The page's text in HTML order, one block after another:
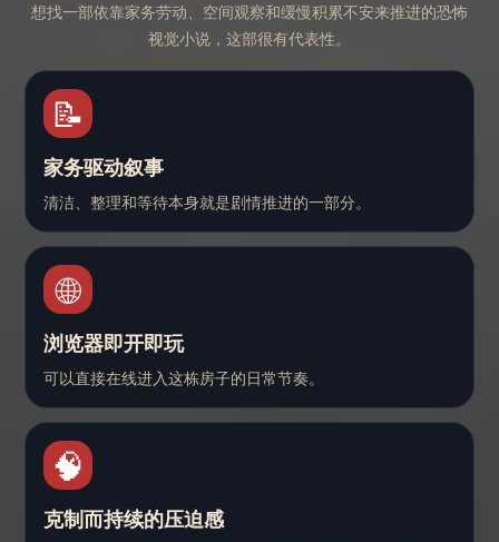
想找一部依靠家务劳动、空间观察和缓慢积累不安来推进的恐怖
视觉小说，这部很有代表性。
📝
家务驱动叙事
清洁、整理和等待本身就是剧情推进的一部分。
🌐
浏览器即开即玩
可以直接在线进入这栋房子的日常节奏。
🧠
克制而持续的压迫感